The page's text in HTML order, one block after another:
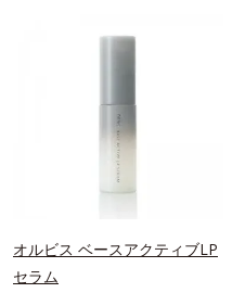
されるはずだった原料や資源を「ア
めるような加工を行う）」。不要と
されるものを生まれ変わらせて新し
いパワーを引き出し、サイエンスの
力でまっさらな素肌へと導くクリー
ンビューティブランドです。
オルビス ベースアクティブLP
セラム